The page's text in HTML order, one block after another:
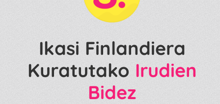
Ikasi Finlandiera
Kuratutako Irudien
Bidez